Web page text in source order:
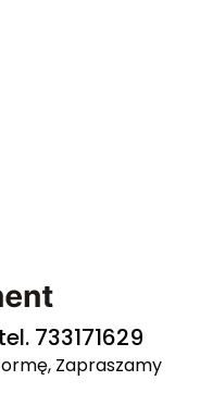
733171629
Zapraszamy